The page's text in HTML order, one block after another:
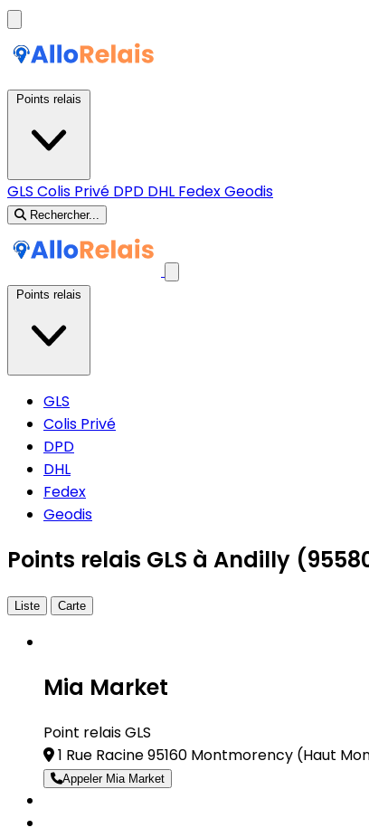
GLS Colis Privé DPD DHL FedexGeodis
Rechercher...
GLS
Colis Privé
DPD
DHL
Fedex
Geodis
Points relais GLS à Andilly
Liste Carte
Mia Market
Point relais GLS
1 Rue Racine 95160 Montmorency (Haut
Appeler Mia Market